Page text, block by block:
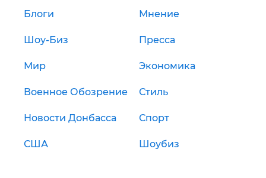
Блоги Мнение
Шоу-Биз Пресса
Мир Экономика
Военное Обозрение Стиль
Новости Донбасса Спорт
США Шоубиз